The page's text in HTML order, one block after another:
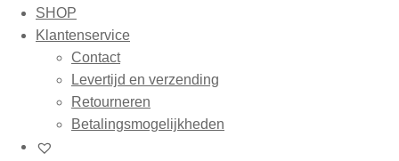
SHOP
Klantenservice
Contact
Levertijd en verzending
Retourneren
Betalingsmogelijkheden